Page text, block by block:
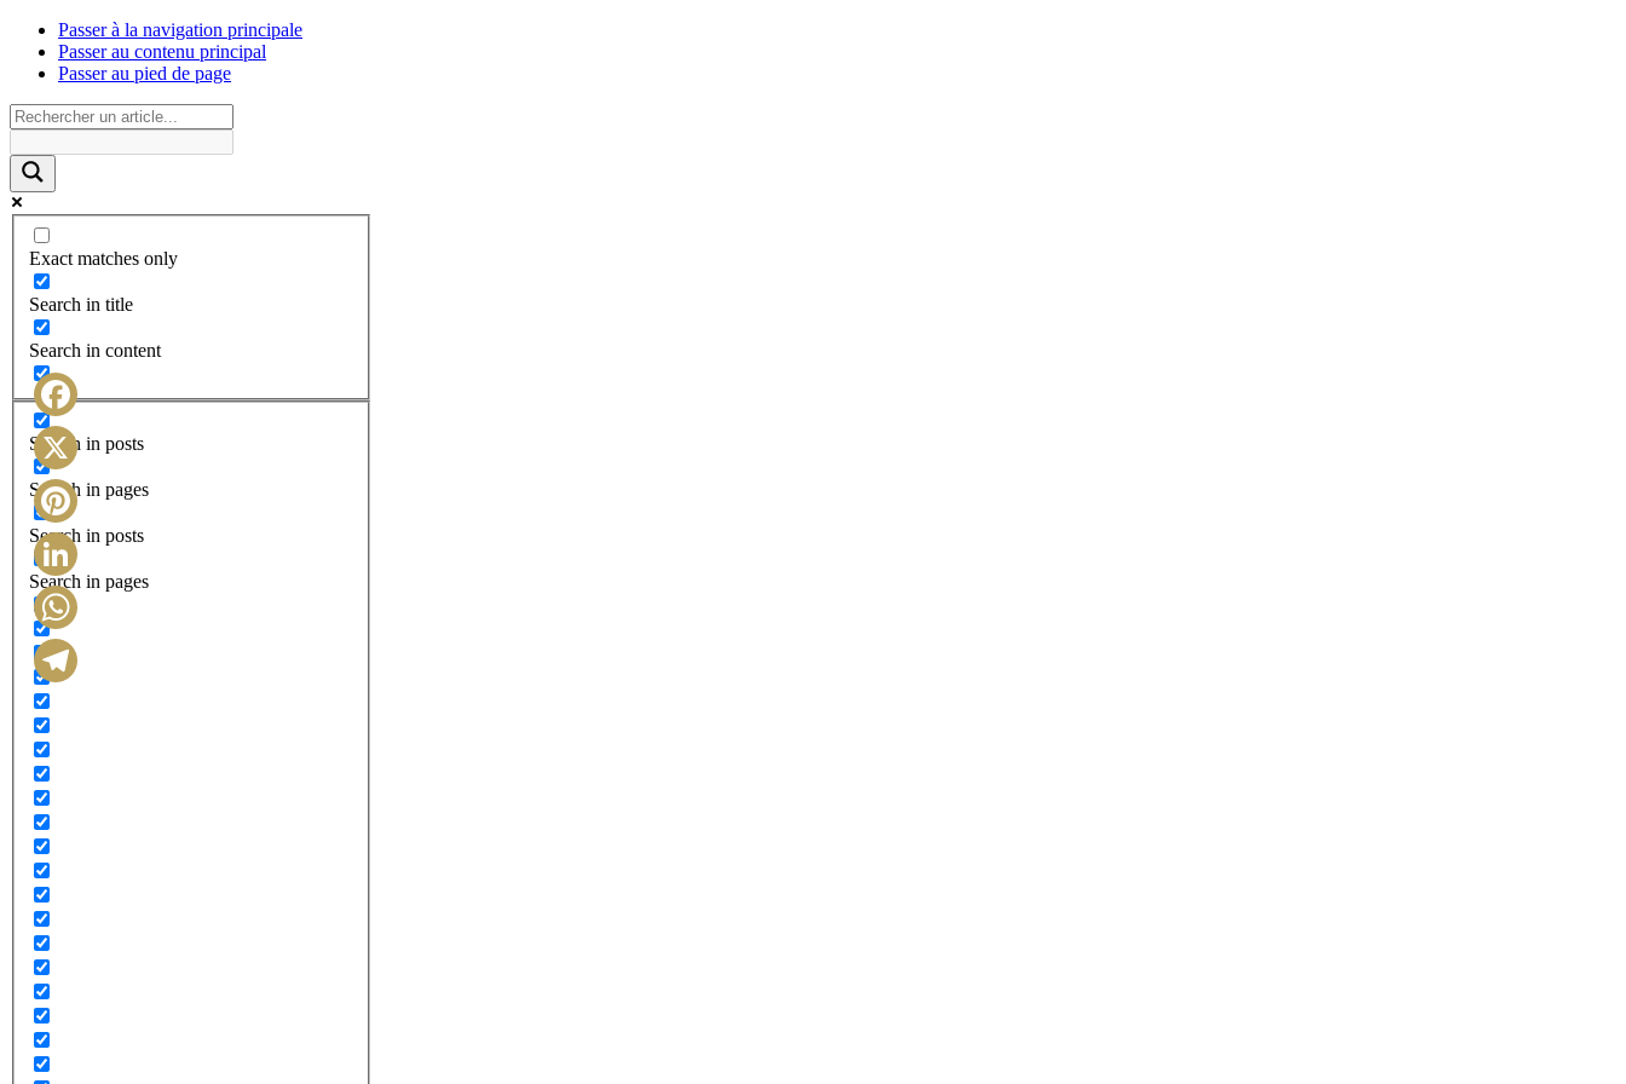
Passer à la navigation principale
Passer au contenu principal
Passer au pied de page
Exact matches only
Search in title
Search in content
Search in posts
Search in pages
Search in posts
Search in pages
Facebook
X
Pinterest
LinkedIn
WhatsApp
Telegram